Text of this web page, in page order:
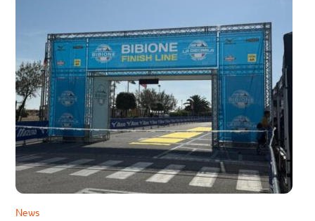
News